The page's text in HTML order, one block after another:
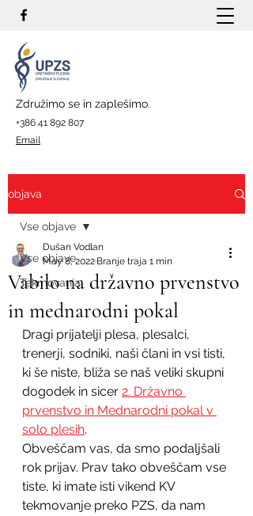
Združimo se in zaplešimo.
+386 41 892 807
Email
objava
Vse objave
Tekmovanja
Vse objave
Vabilo na državno prvenstvo
in mednarodni pokal
Dušan Vodlan
May 8, 2022 Branje traja 1 min
Dragi prijatelji plesa, plesalci,
trenerji, sodniki, naši člani in vsi tisti,
ki še niste, bliža se naš veliki skupni
dogodek in sicer 2. Državno
prvenstvo in Mednarodni pokal v
solo plesih.
Obveščam vas, da smo podaljšali
rok prijav. Prav tako obveščam vse
tiste, ki imate isti vikend KV
tekmovanje preko PZS, da nam